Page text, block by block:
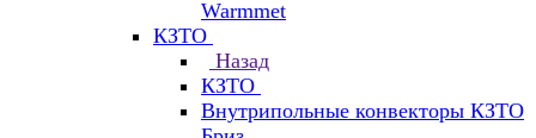
Warmmet
КЗТО
Назад
КЗТО
Внутрипольные конвекторы КЗТО